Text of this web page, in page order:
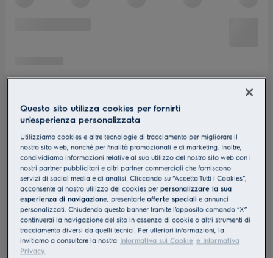
Questo sito utilizza cookies per fornirti
un'esperienza personalizzata
Utilizziamo cookies e altre tecnologie di tracciamento per migliorare il
nostro sito web, nonchè per finalità promozionali e di marketing. Inoltre,
condividiamo informazioni relative al suo utilizzo del nostro sito web con i
nostri partner pubblicitari e altri partner commerciali che forniscono
servizi di social media e di analisi. Cliccando su “Accetta Tutti i Cookies”,
acconsente al nostro utilizzo dei cookies perpersonalizzare la sua
esperienza di navigazione, presentarleofferte speciali e annunci
personalizzati. Chiudendo questo banner tramite l’apposito comando “X”
continuerai la navigazione del sito in assenza di cookie o altri strumenti di
tracciamento diversi da quelli tecnici. Per ulteriori informazioni, la
invitiamo a consultare la nostra Informativa sui Cookie e Informativa
Privacy.